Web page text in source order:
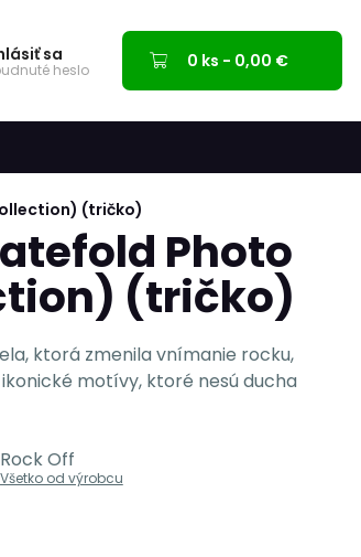
sa
heslo 0 ks - 0,00 €
(tričko)
Photo
(tričko)
ktorá zmenila vnímanie rocku,
motívy, ktoré nesú ducha
Rock Off
Všetko od výrobcu